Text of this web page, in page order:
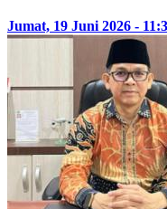
Jumat, 19 Juni 2026 -